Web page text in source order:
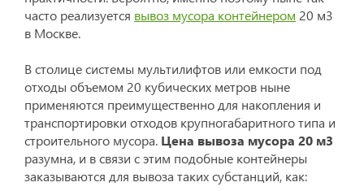
часто реализуется вывоз мусора контейнером 20 м3
в Москве.
В столице системы мультилифтов или емкости под
отходы объемом 20 кубических метров ныне
применяются преимущественно для накопления и
транспортировки отходов крупногабаритного типа и
строительного мусора. Цена вывоза мусора 20 м3
разумна, и в связи с этим подобные контейнеры
заказываются для вывоза таких субстанций, как: